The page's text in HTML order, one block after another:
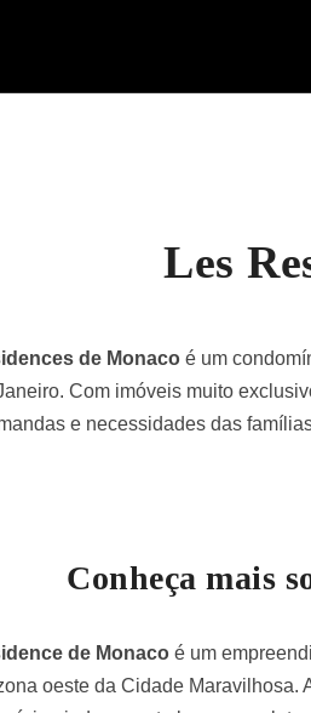
Les
de Monaco é um
Com imóveis muito
e necessidades das
Conheça mais
de Monaco é um
oeste da Cidade Maravilhosa.